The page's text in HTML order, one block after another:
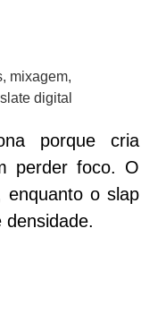
porque cria
perder foco. O
enquanto o slap